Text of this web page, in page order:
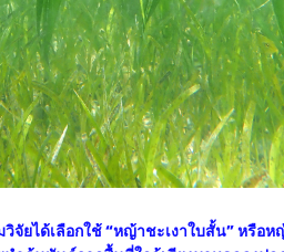
ยได้เลือกใช้ “หญ้าชะเงาใบสั้น” หรือห